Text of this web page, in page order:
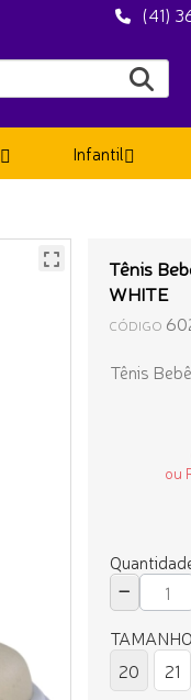
(41)
Infantil
Tênis
WHITE
CÓDIGO
Tênis
ou
20
21